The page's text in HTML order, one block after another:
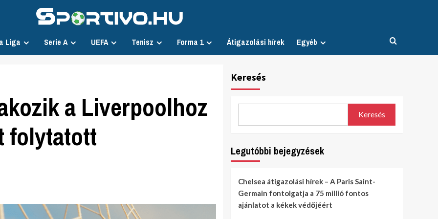
Liga Serie A UEFA Tenisz Forma 1 Átigazolási hírek Egyéb
a Liverpoolhoz
folytatott
Keresés
Keresés
Legutóbbi bejegyzések
Chelsea átigazolási hírek – A Paris Saint-
Germain fontolgatja a 75 millió fontos
ajánlatot a kékek védőjéért